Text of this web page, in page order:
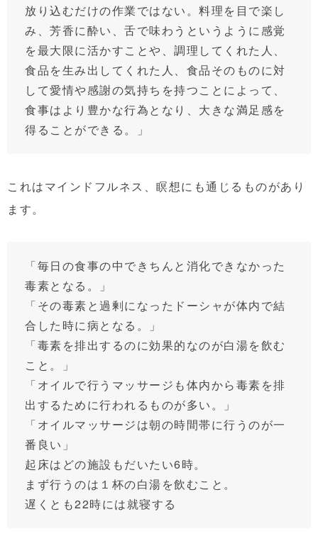
放り込むだけの作業ではない。料理を目で楽し
み、芳香に酔い、舌で味わうというように感覚
を最大限に活かすことや、調理してくれた人、
食品を生み出してくれた人、食品そのものに対
して愛情や感謝の気持ちを持つことによって、
食事はより豊かな行為となり、大きな満足感を
得ることができる。」
これはマインドフルネス、瞑想にも通じるものがあり
ます。
「毎日の食事の中できちんと消化できなかった
毒素となる。」
「その毒素と過剰になったドーシャが体内で結
合した時に病となる。」
「毒素を排出するのに効果的なのが白湯を飲む
こと。」
「オイルで行うマッサージも体内から毒素を排
出するために行われるものが多い。」
「オイルマッサージは朝の時間帯に行うのが一
番良い」
起床はどの施設もだいたい6時。
まず行うのは１杯の白湯を飲むこと。
遅くとも22時には就寝する